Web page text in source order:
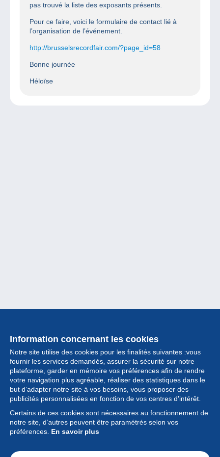
pas trouvé la liste des exposants présents.
Pour ce faire, voici le formulaire de contact lié à
l’organisation de l’événement.
http://brusselsrecordfair.com/?page_id=58
Bonne journée
Héloïse
Information concernant les cookies
Notre site utilise des cookies pour les finalités suivantes :vous
fournir les services demandés, assurer la sécurité sur notre
plateforme, garder en mémoire vos préférences afin de rendre
votre navigation plus agréable, réaliser des statistiques dans le
but d’adapter notre site à vos besoins, vous proposer des
publicités personnalisées en fonction de vos centres d’intérêt.
Certains de ces cookies sont nécessaires au fonctionnement de
notre site, d’autres peuvent être paramétrés selon vos
préférences. En savoir plus
Collection
Actualités
Fonctionnalités